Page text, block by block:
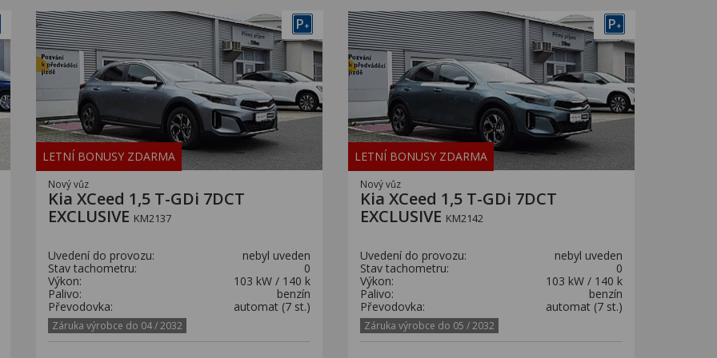
P+
LETNÍ BONUSY ZDARMA
Nový vůz
Kia XCeed 1,5 T-GDi 7DCT
EXCLUSIVE KM2137
Uvedení do provozu:
nebyl uveden
Stav tachometru:
0
Výkon:
103 kW / 140 k
Palivo:
benzín
Převodovka:
automat (7 st.)
Záruka výrobce do 04 / 2032
P+
LETNÍ BONUSY ZDARMA
Nový vůz
Kia XCeed 1,5 T-GDi 7DCT
EXCLUSIVE KM2142
Uvedení do provozu:
nebyl uveden
Stav tachometru:
0
Výkon:
103 kW / 140 k
Palivo:
benzín
Převodovka:
automat (7 st.)
Záruka výrobce do 05 / 2032